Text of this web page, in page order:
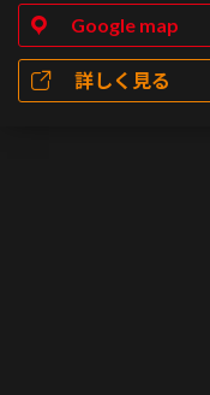
Google map
詳しく見る